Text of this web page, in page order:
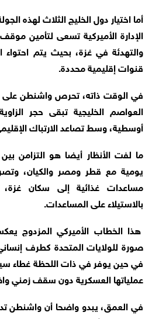
أما اختيار دول الخليج الثلاث لهذه
الإدارة الأميركية تسعى لتأمين
والتهدئة في غزة، بحيث يتم
قنوات إقليمية محددة.
في الوقت ذاته، تحرص واشنطن على
العواصم الخليجية تبقى حجر
أوسطية، وسط تصاعد الارتباك
ما لفت الأنظار أيضا هو التزامن
يومية مع قطر ومصر والكيان،
مساعدات غذائية إلى سكان غزة،
بالاستيلاء على المساعدات.
هذا الخطاب الأميركي المزدوج
صورة للولايات المتحدة كطرف
في حين يوفر في ذات اللحظة غطاء
عملياتها العسكرية دون سقف زمني
في العمق، يبدو واضحا أن واشنطن